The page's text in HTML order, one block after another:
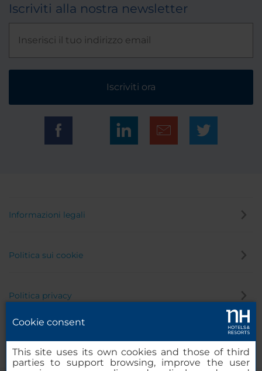
Iscriviti alla nostra newsletter
Iscriviti ora
Informazioni legali
Politica sui cookie
Politica privacy
Cookie consent
This site uses its own cookies and those of third
parties to support browsing, improve the user